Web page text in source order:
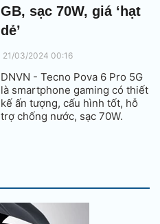
GB, sạc 70W, giá ‘hạt
dẻ’
21/03/2024 00:16
DNVN - Tecno Pova 6 Pro 5G
là smartphone gaming có thiết
kế ấn tượng, cấu hình tốt, hỗ
trợ chống nước, sạc 70W.